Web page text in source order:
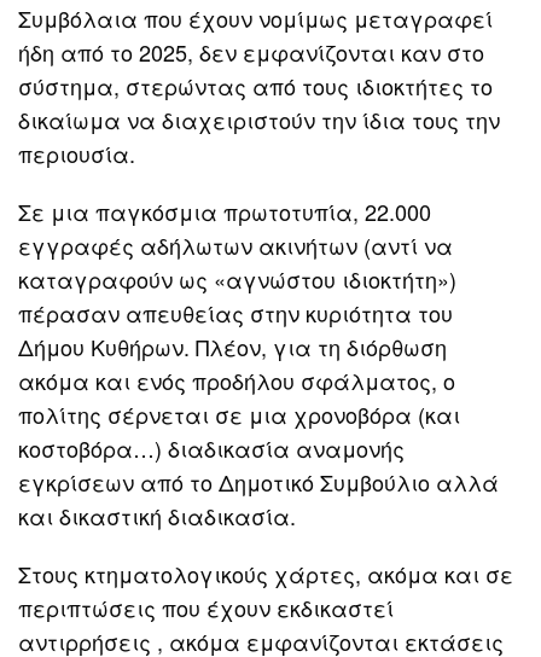
Συμβόλαια που έχουν νομίμως μεταγραφεί
ήδη από το 2025, δεν εμφανίζονται καν στο
σύστημα, στερώντας από τους ιδιοκτήτες το
δικαίωμα να διαχειριστούν την ίδια τους την
περιουσία.
Σε μια παγκόσμια πρωτοτυπία, 22.000
εγγραφές αδήλωτων ακινήτων (αντί να
καταγραφούν ως «αγνώστου ιδιοκτήτη»)
πέρασαν απευθείας στην κυριότητα του
Δήμου Κυθήρων. Πλέον, για τη διόρθωση
ακόμα και ενός προδήλου σφάλματος, ο
πολίτης σέρνεται σε μια χρονοβόρα (και
κοστοβόρα…) διαδικασία αναμονής
εγκρίσεων από το Δημοτικό Συμβούλιο αλλά
και δικαστική διαδικασία.
Στους κτηματολογικούς χάρτες, ακόμα και σε
περιπτώσεις που έχουν εκδικαστεί
αντιρρήσεις , ακόμα εμφανίζονται εκτάσεις